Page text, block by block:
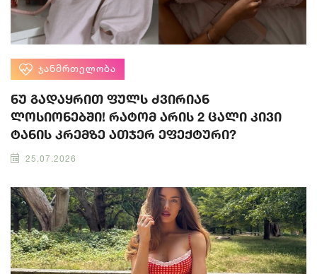
ᲯᲐᲜᲛᲠᲗᲔᲚᲝᲑᲐ
ნუ გადაყრით ფულს ძვირიან
ლოსიონებში! რატომ არის 2 ცალი კივი
ტანის კრემზე ათჯერ ეფექტური?
25.07.2026